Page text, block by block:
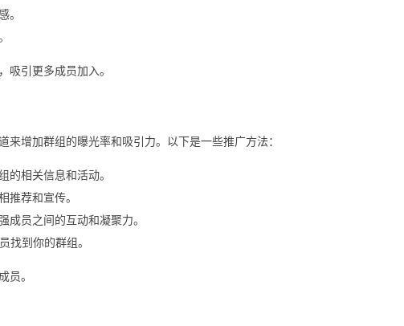
。
引更多成员加入。
增加群组的曝光率和吸引力。以下是一些推广方法：
的相关信息和活动。
推荐和宣传。
成员之间的互动和凝聚力。
找到你的群组。
员。